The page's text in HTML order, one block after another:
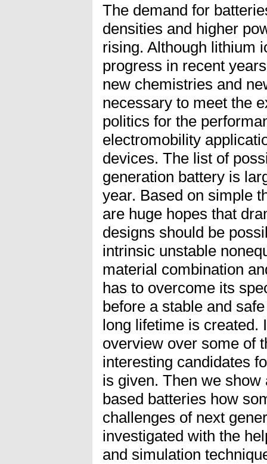
The demand for
densities and higher
rising. Although lithium
progress in recent
new chemistries and
necessary to meet the
politics for the
electromobility
devices. The list of
generation battery is
year. Based on simple
are huge hopes that
designs should be
intrinsic unstable
material combination
has to overcome its
before a stable and
long lifetime is created.
overview over some of
interesting candidates
is given. Then we
based batteries how
challenges of next
investigated with the
and simulation